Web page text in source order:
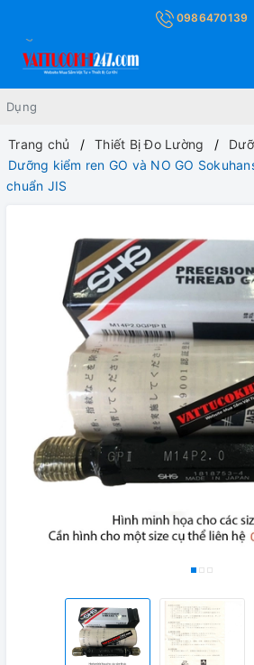
0986470139
Trang chủ Thiết Bị Đo Lường
Dưỡng kiểm ren GO và NO GO
chuẩn JIS